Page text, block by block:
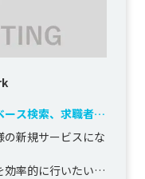
ス検索、求職者管
新規サービスにな
効率的に行いたい」